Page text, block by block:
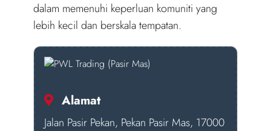
dalam memenuhi keperluan komuniti yang
lebih kecil dan berskala tempatan.
Alamat
Jalan Pasir Pekan, Pekan Pasir Mas, 17000